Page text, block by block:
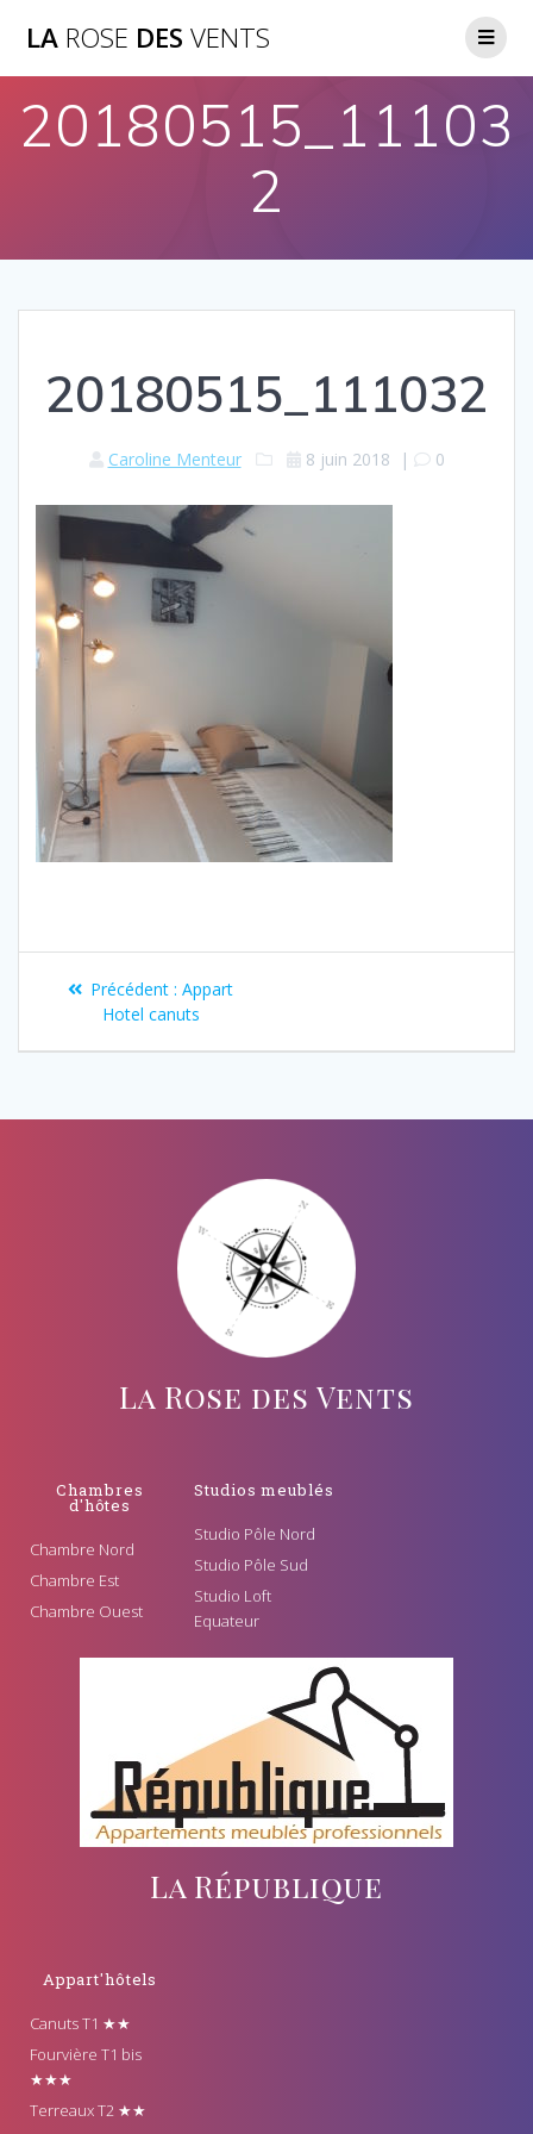
LA ROSE DES VENTS
20180515_11103
2
20180515_111032
Caroline Menteur 8 juin 2018 | 0
Précédent : Appart
Hotel canuts
La Rose des Vents
Chambres
d'hôtes
Chambre Nord
Chambre Est
Chambre Ouest
Studios meublés
Studio Pôle Nord
Studio Pôle Sud
Studio Loft
Equateur
La République
Appart'hôtels
Canuts T1 ★★
Fourvière T1 bis
★★★
Terreaux T2 ★★